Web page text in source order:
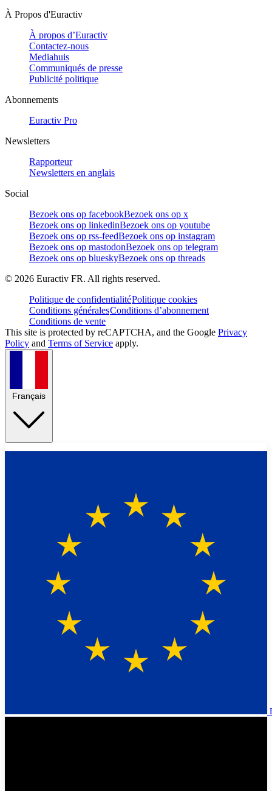
À Propos d'Euractiv
À propos d’Euractiv
Contactez-nous
Mediahuis
Communiqués de presse
Publicité politique
Abonnements
Euractiv Pro
Newsletters
Rapporteur
Newsletters en anglais
Social
Bezoek ons op facebookBezoek ons op x
Bezoek ons op linkedinBezoek ons op youtube
Bezoek ons op rss-feedBezoek ons op instagram
Bezoek ons op mastodonBezoek ons op telegram
Bezoek ons op blueskyBezoek ons op threads
© 2026 Euractiv FR. All rights reserved.
Politique de confidentialitéPolitique cookies
Conditions généralesConditions d’abonnement
Conditions de vente
This site is protected by reCAPTCHA, and the Google Privacy
Policy and Terms of Service apply.
Français